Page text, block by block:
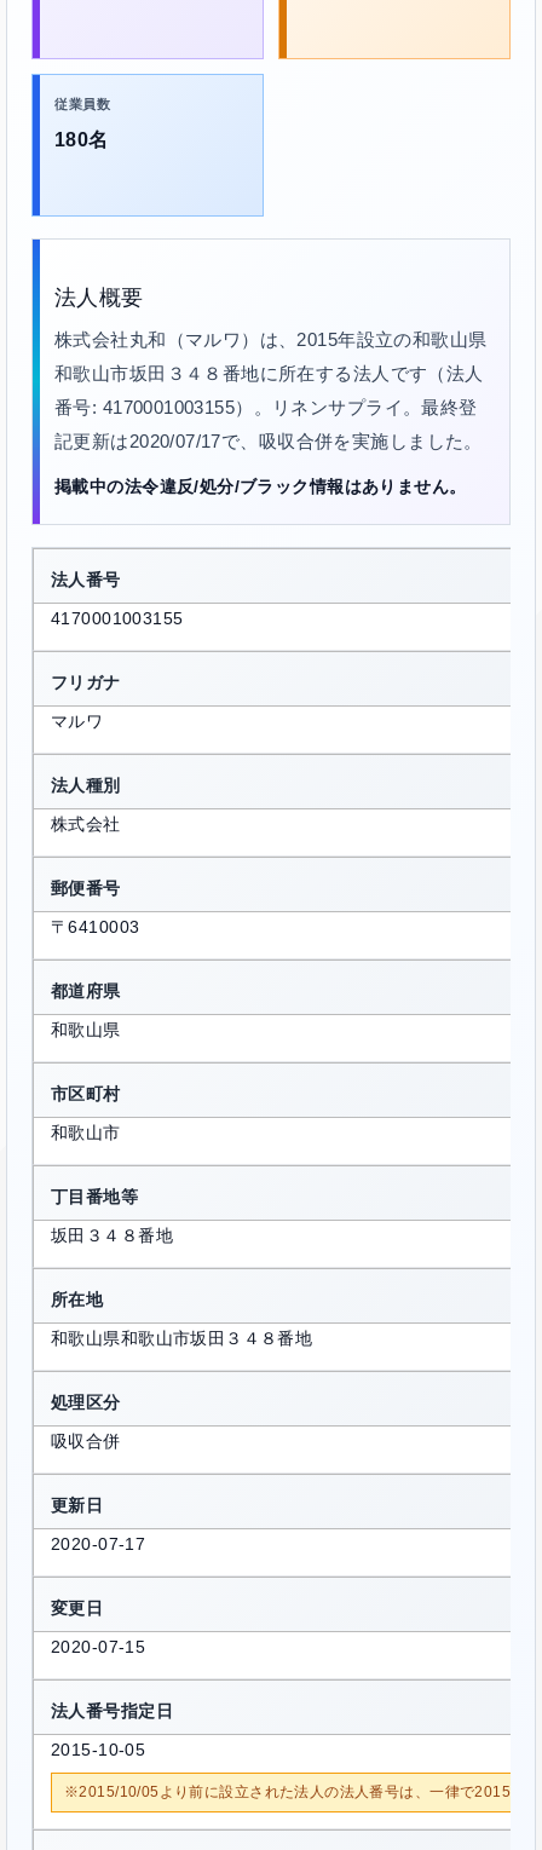
従業員数
180名
法人概要
株式会社丸和（マルワ）は、2015年設立の和歌山県
和歌山市坂田３４８番地に所在する法人です（法人
番号: 4170001003155）。リネンサプライ。最終登
記更新は2020/07/17で、吸収合併を実施しました。
掲載中の法令違反/処分/ブラック情報はありません。
法人番号
4170001003155
フリガナ
マルワ
法人種別
株式会社
郵便番号
〒6410003
都道府県
和歌山県
市区町村
和歌山市
丁目番地等
坂田３４８番地
所在地
和歌山県和歌山市坂田３４８番地
処理区分
吸収合併
更新日
2020-07-17
変更日
2020-07-15
法人番号指定日
2015-10-05
※2015/10/05より前に設立された法人の法人番号は、一律で2015/10/